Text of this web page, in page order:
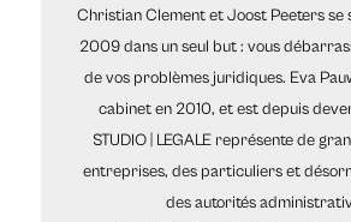
Christian Clement et Joost Peeters se
2009 dans un seul but : vous
de vos problèmes juridiques. Eva
cabinet en 2010, et est depuis
STUDIO | LEGALE représente de
entreprises, des particuliers et
des autorités